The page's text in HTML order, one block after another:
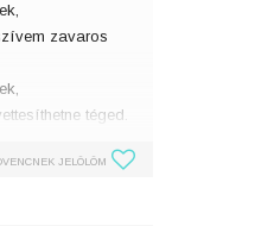
zavaros
téged.
mélyen? Két ellent�
JELÖLÖM